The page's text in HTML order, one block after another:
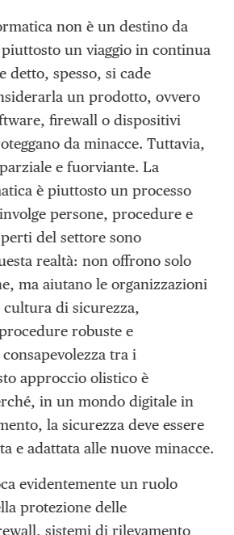
non è un destino da
un viaggio in continua
detto, spesso, si cade
un prodotto, ovvero
firewall o dispositivi
da minacce. Tuttavia,
e fuorviante. La
è piuttosto un processo
persone, procedure e
del settore sono
realtà: non offrono solo
ma aiutano le organizzazioni
di sicurezza,
robuste e
tra i
approccio olistico è
in un mondo digitale in
la sicurezza deve essere
e adattata alle nuove minacce.
evidentemente un ruolo
protezione delle
sistemi di rilevamento